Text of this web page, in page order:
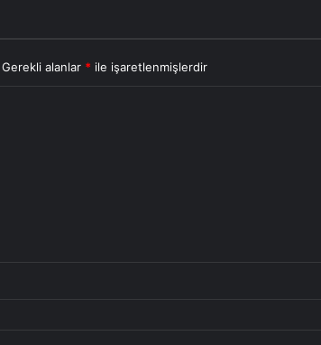
Gerekli alanlar * ile işaretlenmişlerdir